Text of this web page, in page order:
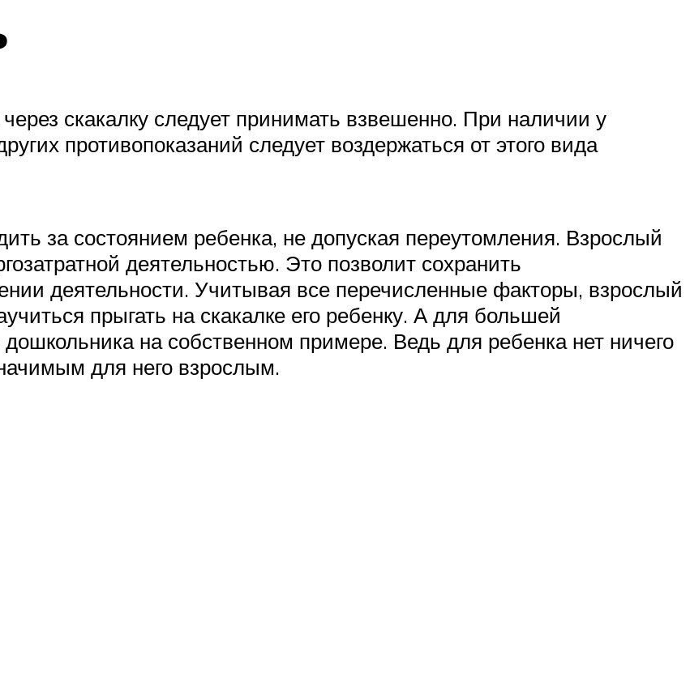
скакалку следует принимать взвешенно. При наличии у
противопоказаний следует воздержаться от этого вида
за состоянием ребенка, не допуская переутомления. Взрослый
деятельностью. Это позволит сохранить
деятельности. Учитывая все перечисленные факторы, взрослый
прыгать на скакалке его ребенку. А для большей
на собственном примере. Ведь для ребенка нет ничего
для него взрослым.